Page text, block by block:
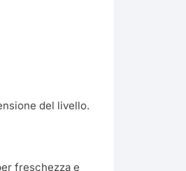
del livello.
freschezza e